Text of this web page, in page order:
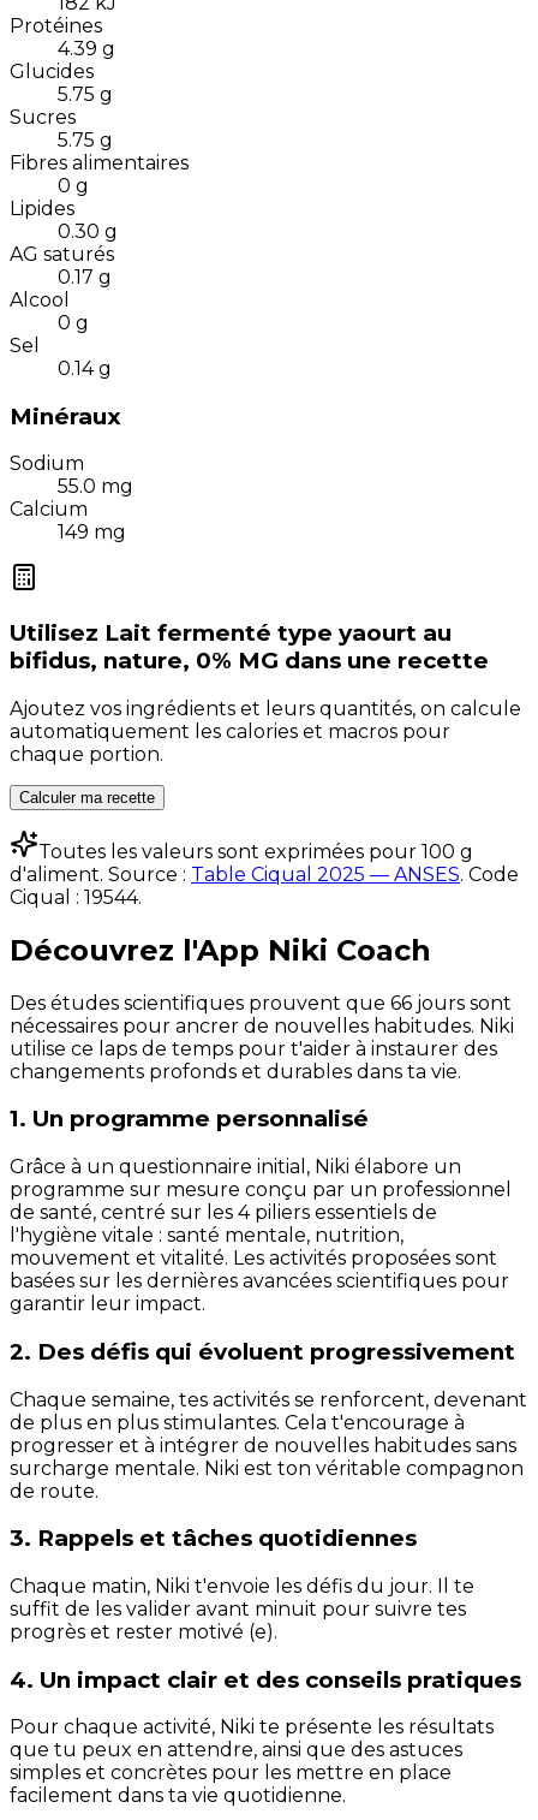
Protéines
4.39 g
Glucides
5.75 g
Sucres
5.75 g
Fibres alimentaires
0 g
Lipides
0.30 g
AG saturés
0.17 g
Alcool
0 g
Sel
0.14 g
Minéraux
Sodium
55.0 mg
Calcium
149 mg
Utilisez Lait fermenté type yaourt au
bifidus, nature, 0% MG dans une recette
Ajoutez vos ingrédients et leurs quantités, on calcule
automatiquement les calories et macros pour
chaque portion.
Calculer ma recette
Toutes les valeurs sont exprimées pour 100 g
d'aliment. Source : Table Ciqual 2025 — ANSES. Code
Ciqual : 19544.
Découvrez l'App Niki Coach
Des études scientifiques prouvent que 66 jours sont
nécessaires pour ancrer de nouvelles habitudes. Niki
utilise ce laps de temps pour t'aider à instaurer des
changements profonds et durables dans ta vie.
1. Un programme personnalisé
Grâce à un questionnaire initial, Niki élabore un
programme sur mesure conçu par un professionnel
de santé, centré sur les 4 piliers essentiels de
l'hygiène vitale : santé mentale, nutrition,
mouvement et vitalité. Les activités proposées sont
basées sur les dernières avancées scientifiques pour
garantir leur impact.
2. Des défis qui évoluent progressivement
Chaque semaine, tes activités se renforcent, devenant
de plus en plus stimulantes. Cela t'encourage à
progresser et à intégrer de nouvelles habitudes sans
surcharge mentale. Niki est ton véritable compagnon
de route.
3. Rappels et tâches quotidiennes
Chaque matin, Niki t'envoie les défis du jour. Il te
suffit de les valider avant minuit pour suivre tes
progrès et rester motivé (e).
4. Un impact clair et des conseils pratiques
Pour chaque activité, Niki te présente les résultats
que tu peux en attendre, ainsi que des astuces
simples et concrètes pour les mettre en place
facilement dans ta vie quotidienne.